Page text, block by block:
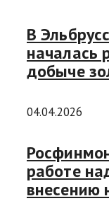
В
началась
добыче
04.04.2026
работе
внесению